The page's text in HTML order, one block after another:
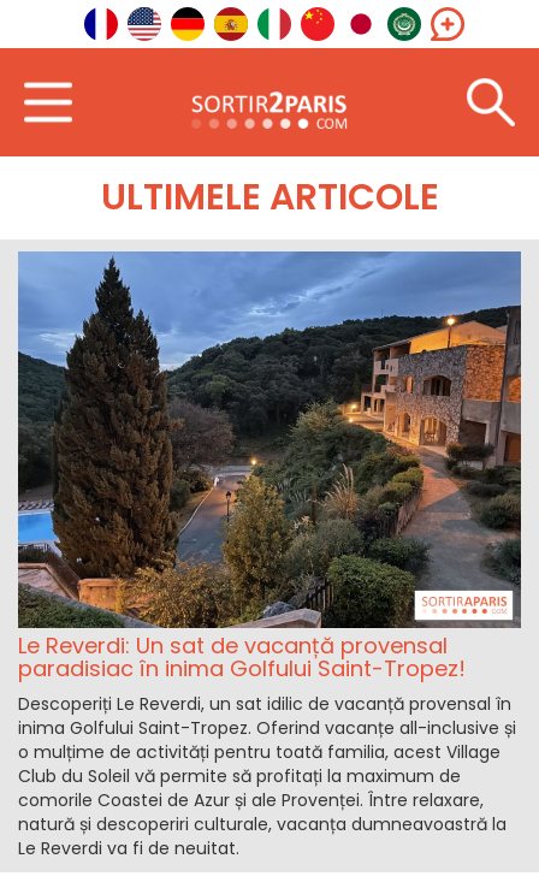
ULTIMELE ARTICOLE
Le Reverdi: Un sat de vacanță provensal
paradisiac în inima Golfului Saint-Tropez!
Descoperiți Le Reverdi, un sat idilic de vacanță provensal în
inima Golfului Saint-Tropez. Oferind vacanțe all-inclusive și
o mulțime de activități pentru toată familia, acest Village
Club du Soleil vă permite să profitați la maximum de
comorile Coastei de Azur și ale Provenței. Între relaxare,
natură și descoperiri culturale, vacanța dumneavoastră la
Le Reverdi va fi de neuitat.